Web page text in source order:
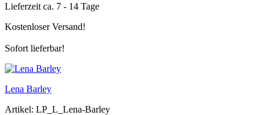
Lieferzeit ca. 7 - 14 Tage
Kostenloser Versand!
Sofort lieferbar!
Lena Barley
Artikel: LP_L_Lena-Barley